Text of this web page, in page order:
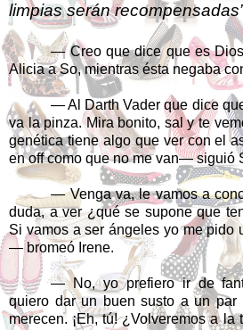
limpias serán
— Creo que dice que es
Alicia a So, mientras ésta negaba
— Al Darth Vader que dice
va la pinza. Mira bonito, sal y te
genética tiene algo que ver con el
en off como que no me van— siguió
— Venga va, le vamos a
duda, a ver ¿qué se supone que
Si vamos a ser ángeles yo me pido
— bromeó Irene.
— No, yo prefiero ir de
quiero dar un buen susto a un
merecen. ¡Eh, tú! ¿Volveremos a